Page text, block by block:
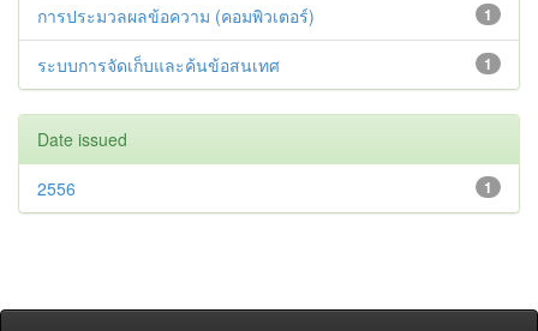
1
การประมวลผลข้อความ (คอมพิวเตอร์)
1
ระบบการจัดเก็บและค้นข้อสนเทศ
Date issued
1
2556